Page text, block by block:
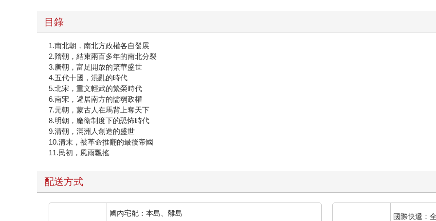
目錄
1.南北朝，南北方政權各自發展
2.隋朝，結束兩百多年的南北分裂
3.唐朝，富足開放的繁華盛世
4.五代十國，混亂的時代
5.北宋，重文輕武的繁榮時代
6.南宋，避居南方的懦弱政權
7.元朝，蒙古人在馬背上奪天下
8.明朝，廠衛制度下的恐怖時代
9.清朝，滿洲人創造的盛世
10.清末，被革命推翻的最後帝國
11.民初，風雨飄搖
配送方式
國內宅配：本島、離島
國際快遞：